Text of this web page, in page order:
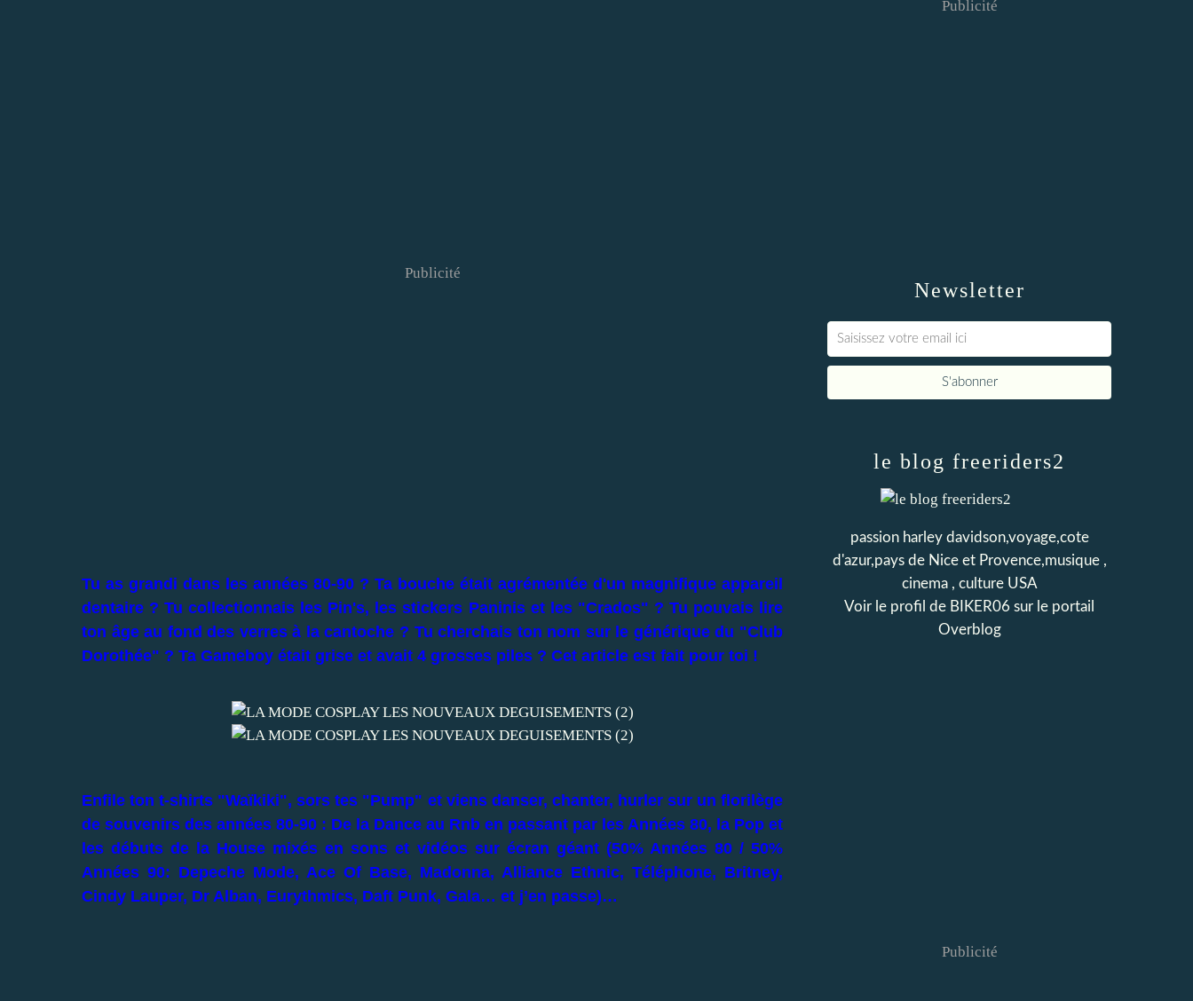
Publicité
Tu as grandi dans les années 80-90 ? Ta bouche était agrémentée d'un magnifique appareil
dentaire ? Tu collectionnais les Pin's, les stickers Paninis et les "Crados" ? Tu pouvais lire
ton âge au fond des verres à la cantoche ? Tu cherchais ton nom sur le générique du "Club
Dorothée" ? Ta Gameboy était grise et avait 4 grosses piles ? Cet article est fait pour toi !
Enfile ton t-shirts "Waïkiki", sors tes "Pump" et viens danser, chanter, hurler sur un florilège
de souvenirs des années 80-90 : De la Dance au Rnb en passant par les Années 80, la Pop et
les débuts de la House mixés en sons et vidéos sur écran géant (50% Années 80 / 50%
Années 90: Depeche Mode, Ace Of Base, Madonna, Alliance Ethnic, Téléphone, Britney,
Cindy Lauper, Dr Alban, Eurythmics, Daft Punk, Gala… et j’en passe)…
Newsletter
Publicité
le blog freeriders2
passion harley davidson,voyage,cote
d'azur,pays de Nice et Provence,musique ,
cinema , culture USA
Voir le profil de BIKER06 sur le portail
Overblog
Publicité